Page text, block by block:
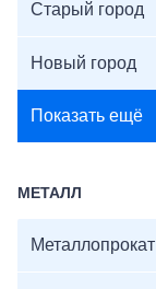
Старый город
Новый город
Показать ещё
МЕТАЛЛ
Металлопрокат